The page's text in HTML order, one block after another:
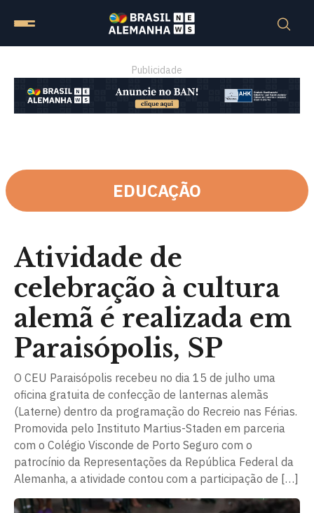
Publicidade
EDUCAÇÃO
Atividade de
celebração à cultura
alemã é realizada em
Paraisópolis, SP
O CEU Paraisópolis recebeu no dia 15 de julho uma
oficina gratuita de confecção de lanternas alemãs
(Laterne) dentro da programação do Recreio nas Férias.
Promovida pelo Instituto Martius-Staden em parceria
com o Colégio Visconde de Porto Seguro com o
patrocínio da Representações da República Federal da
Alemanha, a atividade contou com a participação de […]